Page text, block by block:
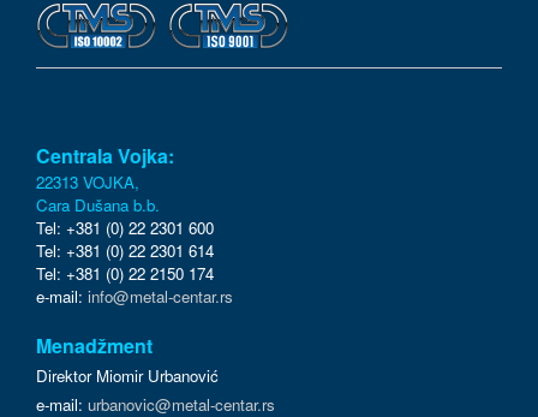
Centrala Vojka:
22313 VOJKA,
Cara Dušana b.b.
Tel: +381 (0) 22 2301 600
Tel: +381 (0) 22 2301 614
Tel: +381 (0) 22 2150 174
e-mail: info@metal-centar.rs
Menadžment
Direktor Miomir Urbanović
e-mail: urbanovic@metal-centar.rs